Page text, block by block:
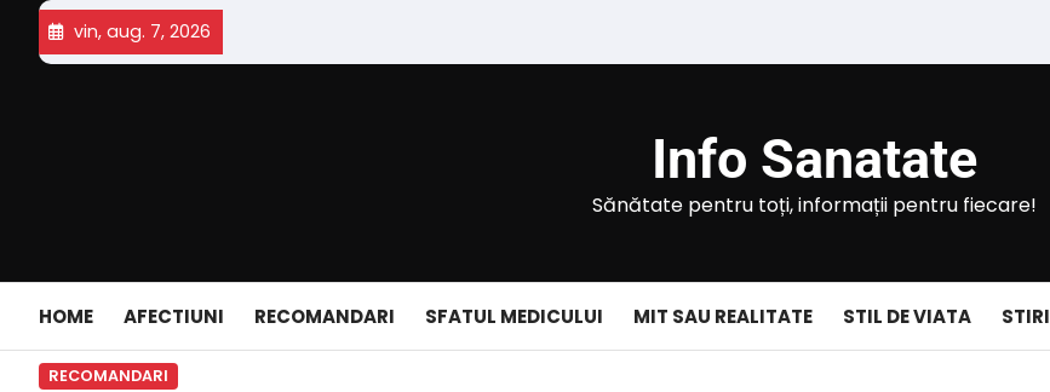
content
vin, aug. 7, 2026
Info Sanatate
Sănătate pentru toți, informații pentru fiecare!
HOME AFECTIUNI RECOMANDARI SFATUL MEDICULUI MIT SAU REALITATE STIL DE VIATA STIRI
RECOMANDARI